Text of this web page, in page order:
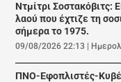
Ντμίτρι Σοστακόβιτς:
λαού που έχτιζε τη
σήμερα το 1975.
09/08/2026 22:13
ΠΝΟ-Εφοπλιστές-